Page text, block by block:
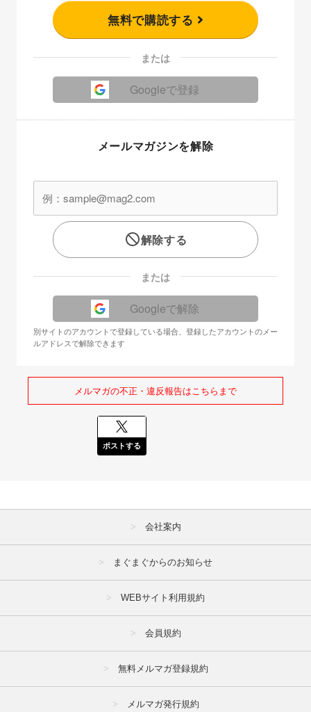
無料で購読する
または
Googleで登録
メールマガジンを解除
解除する
または
Googleで解除
別サイトのアカウントで登録している場合、登録したアカウントのメー
ルアドレスで解除できます
メルマガの不正・違反報告はこちらまで
ポストする
会社案内
まぐまぐからのお知らせ
WEBサイト利用規約
会員規約
無料メルマガ登録規約
メルマガ発行規約